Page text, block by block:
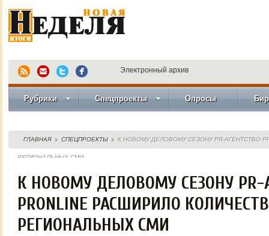
Электронный архив
Рубрики Спецпроекты Опросы
ГЛАВНАЯ СПЕЦПРОЕКТЫ К НОВОМУ ДЕЛОВОМУ СЕЗОНУ PR-АГЕНТСТВО
РЕГИОНАЛЬНЫХ СМИ
К НОВОМУ ДЕЛОВОМУ СЕЗОНУ PR-
PRONLINE РАСШИРИЛО
РЕГИОНАЛЬНЫХ СМИ